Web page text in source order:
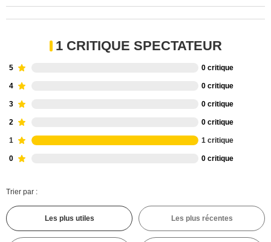
1 CRITIQUE SPECTATEUR
5 0 critique
4 0 critique
3 0 critique
2 0 critique
1 1 critique
0 0 critique
Trier par :
Les plus utiles Les plus récentes